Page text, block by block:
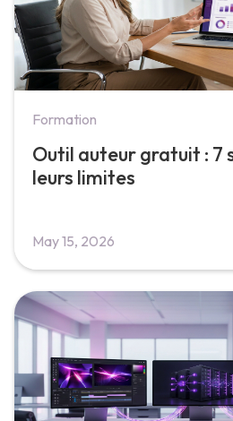
Formation
Outil auteur gratuit : 7
leurs limites
May 15, 2026